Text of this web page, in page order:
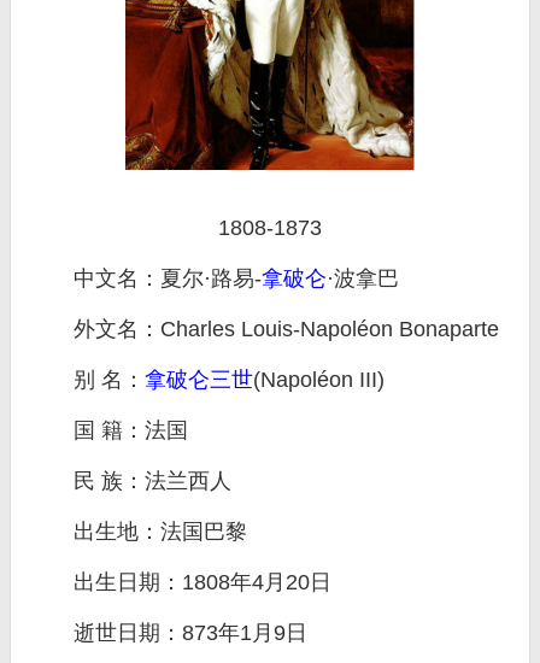
1808-1873
中文名：夏尔·路易-拿破仑·波拿巴
外文名：Charles Louis-Napoléon Bonaparte
别 名： 拿破仑三世(Napoléon III)
国 籍：法国
民 族：法兰西人
出生地：法国巴黎
出生日期：1808年4月20日
逝世日期：873年1月9日